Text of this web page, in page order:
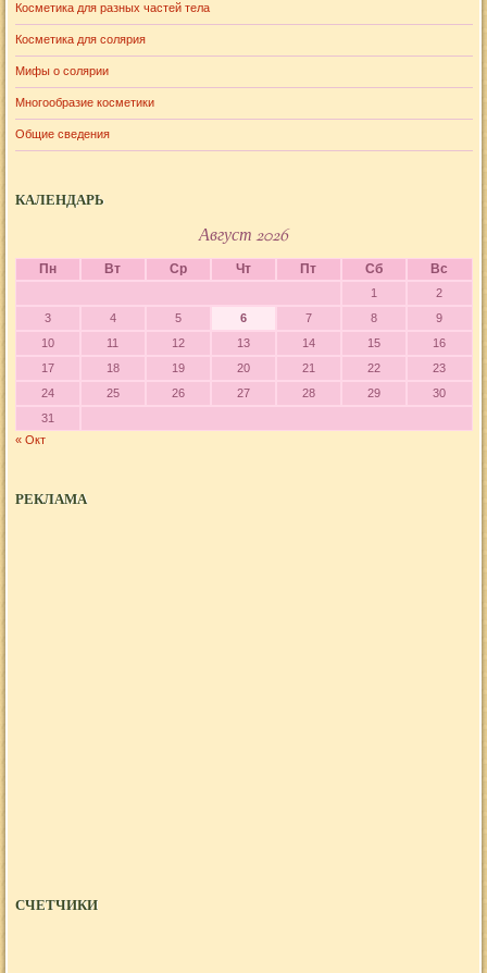
Косметика для разных частей тела
Косметика для солярия
Мифы о солярии
Многообразие косметики
Общие сведения
КАЛЕНДАРЬ
Август 2026
Пн Вт Ср Чт Пт Сб Вс
1
2
3
4 5 6 7 8
9
10
11 12 13 14 15
16
17
18 19 20 21 22
23
24
25 26 27 28 29
30
31
« Окт
РЕКЛАМА
СЧЕТЧИКИ